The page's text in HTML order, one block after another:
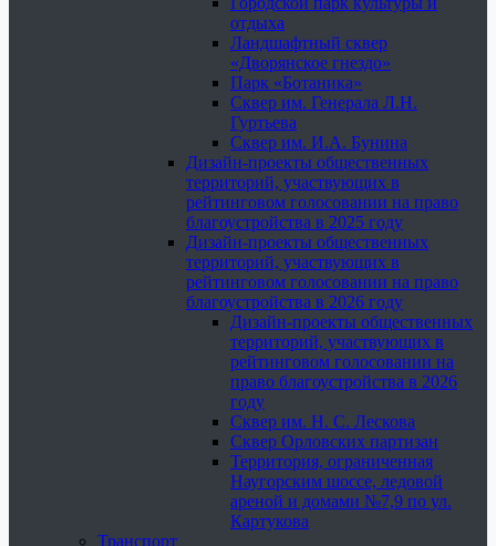
отдыха
Ландшафтный сквер
«Дворянское гнездо»
Парк «Ботаника»
Сквер им. Генерала Л.Н.
Гуртьева
Сквер им. И.А. Бунина
Дизайн-проекты общественных
территорий, участвующих в
рейтинговом голосовании на право
благоустройства в 2025 году
Дизайн-проекты общественных
территорий, участвующих в
рейтинговом голосовании на право
благоустройства в 2026 году
Дизайн-проекты общественных
территорий, участвующих в
рейтинговом голосовании на
право благоустройства в 2026
году
Сквер им. Н. С. Лескова
Сквер Орловских партизан
Территория, ограниченная
Наугорским шоссе, ледовой
ареной и домами №7,9 по ул.
Картукова
Транспорт